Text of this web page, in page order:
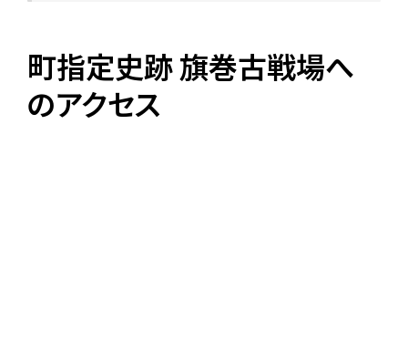
町指定史跡 旗巻古戦場へ
のアクセス